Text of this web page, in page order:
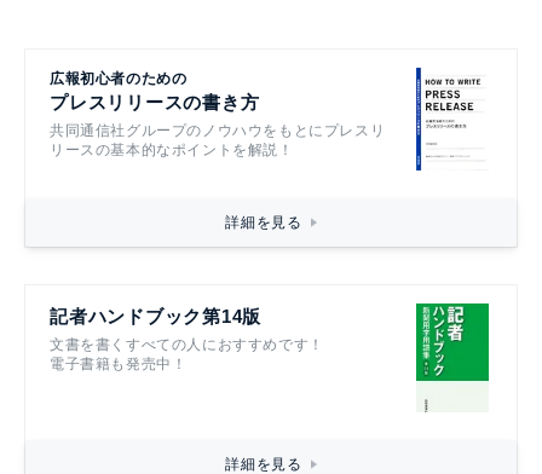
広報初心者のための
プレスリリースの書き方
共同通信社グループのノウハウをもとにプレスリ
リースの基本的なポイントを解説！
詳細を見る
記者ハンドブック第14版
文書を書くすべての人におすすめです！
電子書籍も発売中！
詳細を見る